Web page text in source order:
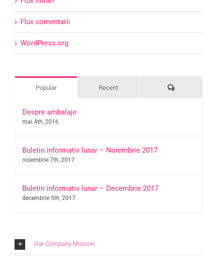
Flux comentarii
WordPress.org
Popular Recent Comments
Despre ambalaje
mai 4th, 2016
Buletin informativ lunar – Noiembrie 2017
noiembrie 7th, 2017
Buletin informativ lunar – Decembrie 2017
decembrie 5th, 2017
Our Company Mission